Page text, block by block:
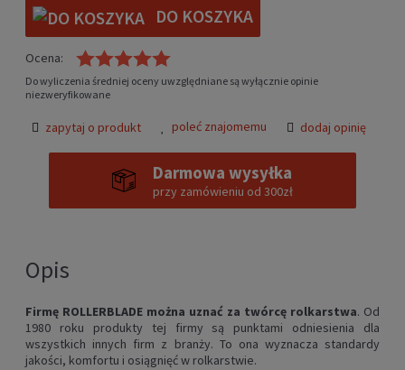
DO KOSZYKA
Ocena:
Do wyliczenia średniej oceny uwzględniane są wyłącznie opinie
niezweryfikowane
zapytaj o produkt poleć znajomemu dodaj opinię
Darmowa wysyłka
przy zamówieniu od 300zł
Opis
Firmę ROLLERBLADE można uznać za twórcę rolkarstwa. Od
1980 roku produkty tej firmy są punktami odniesienia dla
wszystkich innych firm z branży. To ona wyznacza standardy
jakości, komfortu i osiągnięć w rolkarstwie.